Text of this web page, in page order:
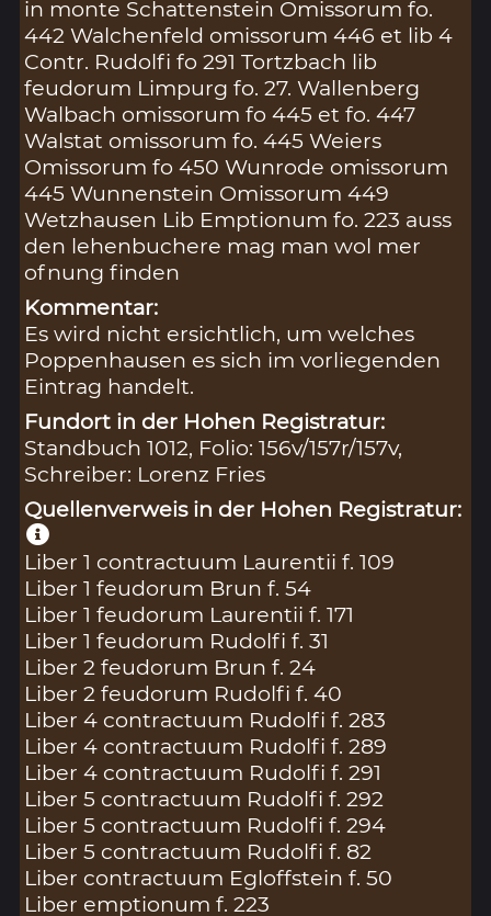
in monte Schattenstein Omissorum fo.
442 Walchenfeld omissorum 446 et lib 4
Contr. Rudolfi fo 291 Tortzbach lib
feudorum Limpurg fo. 27. Wallenberg
Walbach omissorum fo 445 et fo. 447
Walstat omissorum fo. 445 Weiers
Omissorum fo 450 Wunrode omissorum
445 Wunnenstein Omissorum 449
Wetzhausen Lib Emptionum fo. 223 auss
den lehenbuchere mag man wol mer
ofnung finden
Kommentar:
Es wird nicht ersichtlich, um welches
Poppenhausen es sich im vorliegenden
Eintrag handelt.
Fundort in der Hohen Registratur:
Standbuch 1012, Folio: 156v/157r/157v,
Schreiber: Lorenz Fries
Quellenverweis in der Hohen Registratur:
Liber 1 contractuum Laurentii f. 109
Liber 1 feudorum Brun f. 54
Liber 1 feudorum Laurentii f. 171
Liber 1 feudorum Rudolfi f. 31
Liber 2 feudorum Brun f. 24
Liber 2 feudorum Rudolfi f. 40
Liber 4 contractuum Rudolfi f. 283
Liber 4 contractuum Rudolfi f. 289
Liber 4 contractuum Rudolfi f. 291
Liber 5 contractuum Rudolfi f. 292
Liber 5 contractuum Rudolfi f. 294
Liber 5 contractuum Rudolfi f. 82
Liber contractuum Egloffstein f. 50
Liber emptionum f. 223